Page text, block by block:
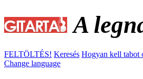
A
FELTÖLTÉS! Keresés Hogyan kell tabot
Change language